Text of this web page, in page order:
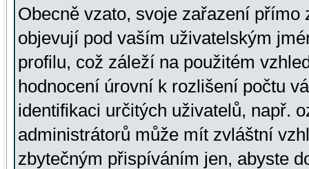
Obecně vzato, svoje zařazení přímo
objevují pod vaším uživatelským
profilu, což záleží na použitém
hodnocení úrovní k rozlišení počtu
identifikaci určitých uživatelů, např.
administrátorů může mít zvláštní
zbytečným přispíváním jen, abyste